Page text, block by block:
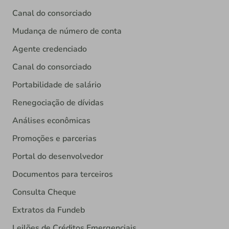
Canal do consorciado
Mudança de número de conta
Agente credenciado
Canal do consorciado
Portabilidade de salário
Renegociação de dívidas
Análises econômicas
Promoções e parcerias
Portal do desenvolvedor
Documentos para terceiros
Consulta Cheque
Extratos da Fundeb